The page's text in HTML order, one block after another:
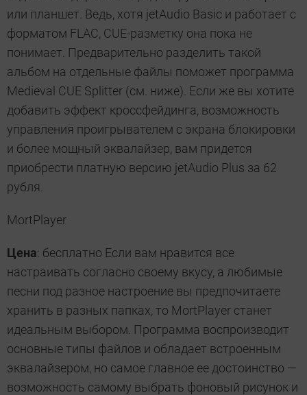
или планшет. Ведь, хотя jetAudio Basic и работает с
форматом FLAC, CUE-разметку она пока не
понимает. Предварительно разделить такой
альбом на отдельные файлы поможет программа
Medieval CUE Splitter (см. ниже). Если же вы хотите
добавить эффект кроссфейдинга, возможность
управления проигрывателем с экрана блокировки
и более мощный эквалайзер, вам придется
приобрести платную версию jetAudio Plus за 62
рубля.
MortPlayer
Цена: бесплатно Если вам нравится все
настраивать согласно своему вкусу, а любимые
песни под разное настроение вы предпочитаете
хранить в разных папках, то MortPlayer станет
идеальным выбором. Программа воспроизводит
основные типы файлов и обладает встроенным
эквалайзером, но самое главное ее достоинство —
возможность самому выбрать фоновый рисунок и